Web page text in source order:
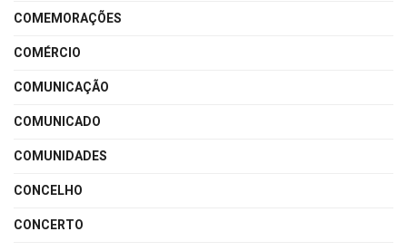
COMEMORAÇÕES
COMÉRCIO
COMUNICAÇÃO
COMUNICADO
COMUNIDADES
CONCELHO
CONCERTO